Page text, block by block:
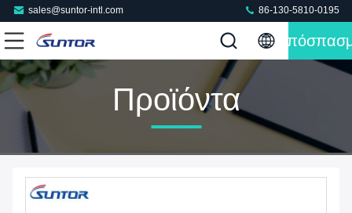
sales@suntor-intl.com 86-130-5810-0195
Προϊόντα